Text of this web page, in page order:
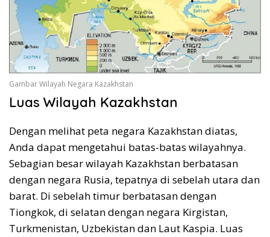
Gambar Wilayah Negara Kazakhstan
Luas Wilayah Kazakhstan
Dengan melihat peta negara Kazakhstan diatas,
Anda dapat mengetahui batas-batas wilayahnya.
Sebagian besar wilayah Kazakhstan berbatasan
dengan negara Rusia, tepatnya di sebelah utara dan
barat. Di sebelah timur berbatasan dengan
Tiongkok, di selatan dengan negara Kirgistan,
Turkmenistan, Uzbekistan dan Laut Kaspia. Luas